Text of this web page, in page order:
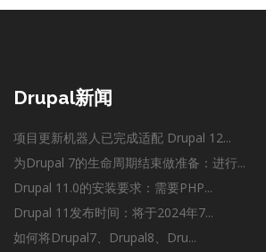
Drupal新闻
项目更新机器人已完成适配 Drupal 12...
为Drupal 7的生命周期结束做准备：进行...
Drupal 11.0的安装要求：需要PHP...
Drupal 11发布时间：将于2024年7...
如何将Drupal7、Drupal8、Dru...